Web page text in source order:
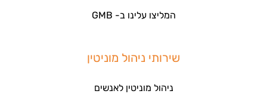
המליצו עלינו ב- GMB
שירותי ניהול מוניטין
ניהול מוניטין לאנשים